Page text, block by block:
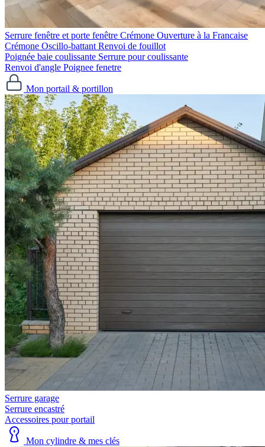
Serrure fenêtre et porte fenêtre
Crémone Ouverture à la Francaise
Crémone Oscillo-battant Renvoi de fouillot
Poignée baie coulissante Serrure pour coulissante
Renvoi d'angle Poignee fenetre
Mon portail & portillon
Serrure garage
Serrure encastré
Accessoires pour portail
Mon cylindre & mes clés